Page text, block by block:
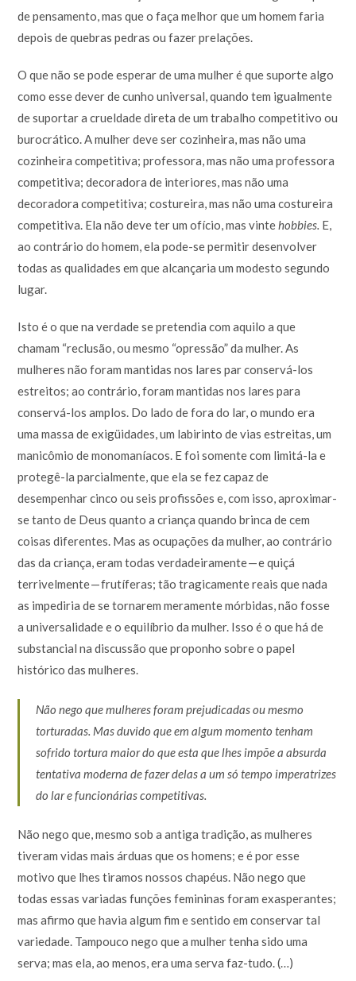
de pensamento, mas que o faça melhor que um homem faria
depois de quebras pedras ou fazer prelações.
O que não se pode esperar de uma mulher é que suporte algo
como esse dever de cunho universal, quando tem igualmente
de suportar a crueldade direta de um trabalho competitivo ou
burocrático. A mulher deve ser cozinheira, mas não uma
cozinheira competitiva; professora, mas não uma professora
competitiva; decoradora de interiores, mas não uma
decoradora competitiva; costureira, mas não uma costureira
competitiva. Ela não deve ter um ofício, mas vintehobbies. E,
ao contrário do homem, ela pode-se permitir desenvolver
todas as qualidades em que alcançaria um modesto segundo
lugar.
Isto é o que na verdade se pretendia com aquilo a que
chamam “reclusão, ou mesmo “opressão” da mulher. As
mulheres não foram mantidas nos lares par conservá-los
estreitos; ao contrário, foram mantidas nos lares para
conservá-los amplos. Do lado de fora do lar, o mundo era
uma massa de exigüidades, um labirinto de vias estreitas, um
manicômio de monomaníacos. E foi somente com limitá-la e
protegê-la parcialmente, que ela se fez capaz de
desempenhar cinco ou seis profissões e, com isso, aproximar-
se tanto de Deus quanto a criança quando brinca de cem
coisas diferentes. Mas as ocupações da mulher, ao contrário
das da criança, eram todas verdadeiramente — e quiçá
terrivelmente — frutíferas; tão tragicamente reais que nada
as impediria de se tornarem meramente mórbidas, não fosse
a universalidade e o equilíbrio da mulher. Isso é o que há de
substancial na discussão que proponho sobre o papel
histórico das mulheres.
Não nego que mulheres foram prejudicadas ou mesmo
torturadas. Mas duvido que em algum momento tenham
sofrido tortura maior do que esta que lhes impõe a absurda
tentativa moderna de fazer delas a um só tempo imperatrizes
do lar e funcionárias competitivas.
Não nego que, mesmo sob a antiga tradição, as mulheres
tiveram vidas mais árduas que os homens; e é por esse
motivo que lhes tiramos nossos chapéus. Não nego que
todas essas variadas funções femininas foram exasperantes;
mas afirmo que havia algum fim e sentido em conservar tal
variedade. Tampouco nego que a mulher tenha sido uma
serva; mas ela, ao menos, era uma serva faz-tudo. (…)